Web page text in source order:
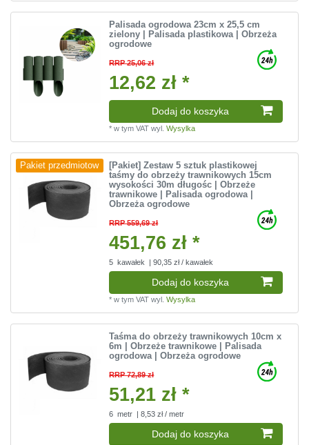
Palisada ogrodowa 23cm x 25,5 cm
zielony | Palisada plastikowa | Obrzeża
ogrodowe
RRP 25,06 zł
12,62 zł *
Dodaj do koszyka
*w tym VAT wyl.Wysylka
Pakiet przedmiotow
[Pakiet] Zestaw 5 sztuk plastikowej
taśmy do obrzeży trawnikowych 15cm
wysokości 30m długośc | Obrzeże
trawnikowe | Palisada ogrodowa |
Obrzeża ogrodowe
RRP 559,69 zł
451,76 zł *
5 kawałek | 90,35 zł / kawałek
Dodaj do koszyka
*w tym VAT wyl.Wysylka
Taśma do obrzeży trawnikowych 10cm x
6m | Obrzeże trawnikowe | Palisada
ogrodowa | Obrzeża ogrodowe
RRP 72,89 zł
51,21 zł *
6 metr | 8,53 zł / metr
Dodaj do koszyka